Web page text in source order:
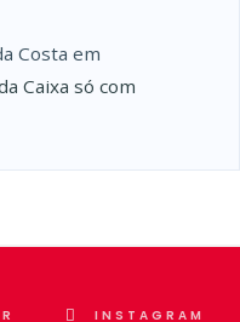
Costa em
Caixa só com
INSTAGRAM